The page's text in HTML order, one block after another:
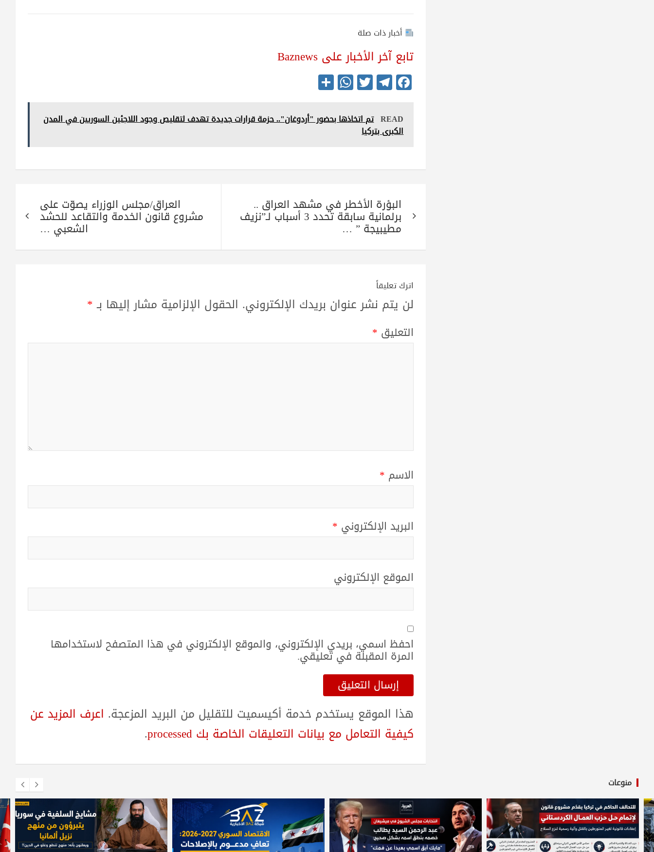
أخبار ذات صلة
تابع آخر الأخبار على Baznews
Fa
ce
bo
ok
Te
le
gr
a
m
T
wi
tte
r
W
ha
ts
A
S
ha
re READ تم اتخاذها بحضور "أردوغان".. حزمة قرارات جديدة تهدف لتقليص وجود اللاجئين السوريين في المدن
الكبرى بتركيا
المقالاتالبؤرة الأخطر في مشهد العراق ..
برلمانية سابقة تحدد 3 أسباب لـ”نزيف
مطيبيجة ” …
العراق/مجلس الوزراء يصوّت على
مشروع قانون الخدمة والتقاعد للحشد
الشعبي …
اترك تعليقاً
لن يتم نشر عنوان بريدك الإلكتروني. الحقول الإلزامية مشار إليها بـ*
التعليق *
الاسم *
البريد الإلكتروني *
الموقع الإلكتروني
احفظ اسمي، بريدي الإلكتروني، والموقع الإلكتروني في هذا المتصفح لاستخدامها
المرة المقبلة في تعليقي.
هذا الموقع يستخدم خدمة أكيسميت للتقليل من البريد المزعجة. اعرف المزيد عن
كيفية التعامل مع بيانات التعليقات الخاصة بك processed
.
منوعات